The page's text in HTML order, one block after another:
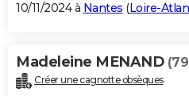
10/11/2024 à Nantes (Loire-
Madeleine MENAND
Créer une cagnotte obsèques